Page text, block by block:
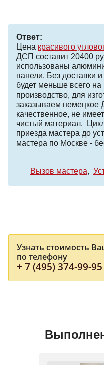
Ответ:
Цена красивого
ДСП составит 20400
использованы
панели. Без доставки
будет меньше всего
производство, для
заказываем
качественное, не
чистый материал.
приезда мастера до
мастера по Москве -
Вызов мастера
Узнать стоимость
по телефону
+ 7 (495) 374-99-95